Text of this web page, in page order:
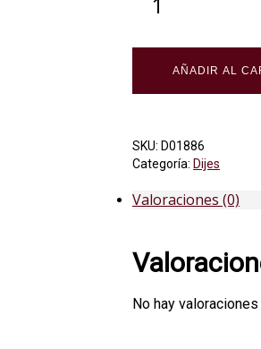
AÑADIR AL
SKU: D01886
Categoría: Dijes
Valoraciones (0)
No hay valoraciones